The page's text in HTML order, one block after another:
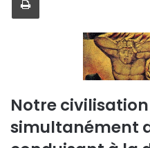
Notre
simultanément